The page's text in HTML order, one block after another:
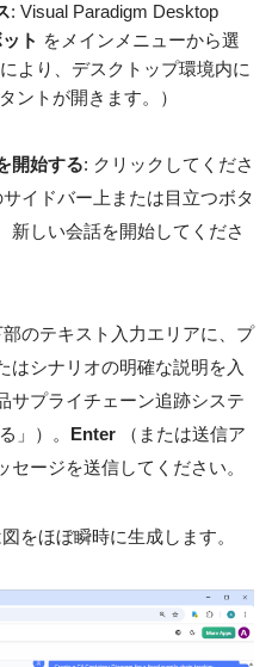
: Visual Paradigm Desktop
ト をメインメニューから選
より、デスクトップ環境内に
ントが開きます。）
開始する: クリックしてくださ
サイドバー上または目立つボタ
新しい会話を開始してくださ
部のテキスト入力エリアに、プ
はシナリオの明確な説明を入
サプライチェーン追跡システ
」）。 Enter （または送信ア
ージを送信してください。
をほぼ瞬時に生成します。